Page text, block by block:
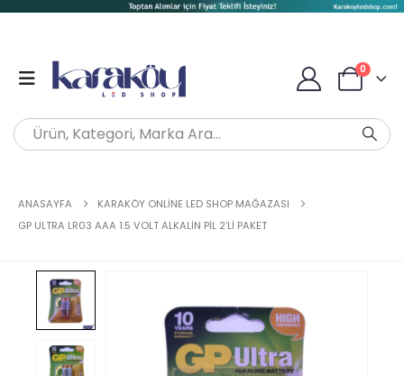
0
ANASAYFA
KARAKÖY ONLINE LED SHOP MAĞAZASI
GP ULTRA LR03 AAA 1.5 VOLT ALKALIN PIL 2’LI PAKET